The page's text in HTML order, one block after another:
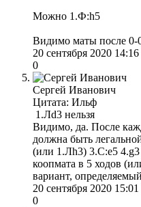
Можно 1.Ф:h5
Видимо маты после 0-
20 сентября 2020 14:16
0
Сергей Иванович
Цитата: Ильф
1.Лd3 нельзя
Видимо, да. После
должна быть
(или 1.Лh3) 3.С:е5 4.g3
коопмата в 5 ходов
вариант,
20 сентября 2020 15:01
0